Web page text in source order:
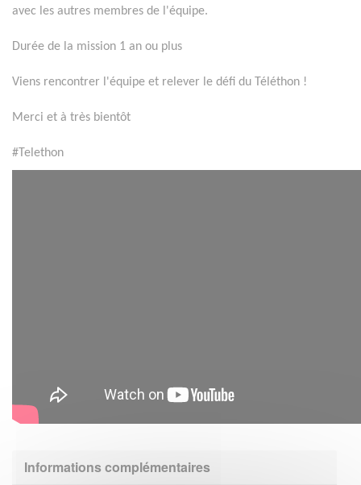
avec les autres membres de l'équipe.
Durée de la mission 1 an ou plus
Viens rencontrer l'équipe et relever le défi du Téléthon !
Merci et à très bientôt
#Telethon
Informations complémentaires